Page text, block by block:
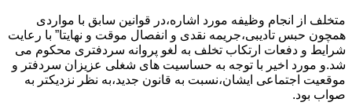
متخلف از انجام وظیفه مورد اشاره،در قوانین سابق با مواردی
همچون حبس تادیبی،جریمه نقدی و انفصال موقت و نهایتا” با رعایت
شرایط و دفعات ارتکاب تخلف به لغو پروانه سردفتری محکوم می
شد.و مورد اخیر با توجه به حساسیت های شغلی عزیزان سردفتر و
موقعیت اجتماعی ایشان،نسبت به قانون جدید،به نظر نزدیکتر به
صواب بود.